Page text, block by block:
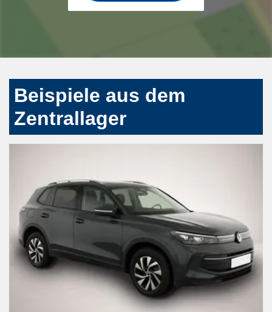
Beispiele aus dem
Zentrallager